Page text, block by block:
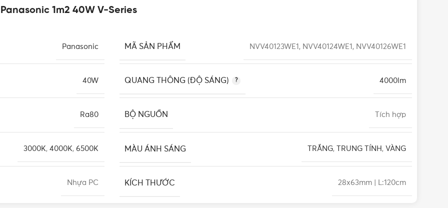
1m2 40W V-Series
Panasonic MÃ SẢN PHẨM NVV40123WE1, NVV40124WE1, NVV40126WE1
40W QUANG THÔNG (ĐỘ SÁNG) 4000lm
Ra80 BỘ NGUỒN Tích hợp
3000K, 4000K, 6500K MÀU ÁNH SÁNG TRẮNG, TRUNG TÍNH, VÀNG
Nhựa PC KÍCH THƯỚC 28x63mm | L:120cm